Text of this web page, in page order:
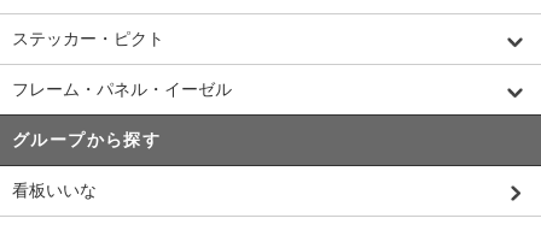
ステッカー・ピクト
フレーム・パネル・イーゼル
グループから探す
看板いいな